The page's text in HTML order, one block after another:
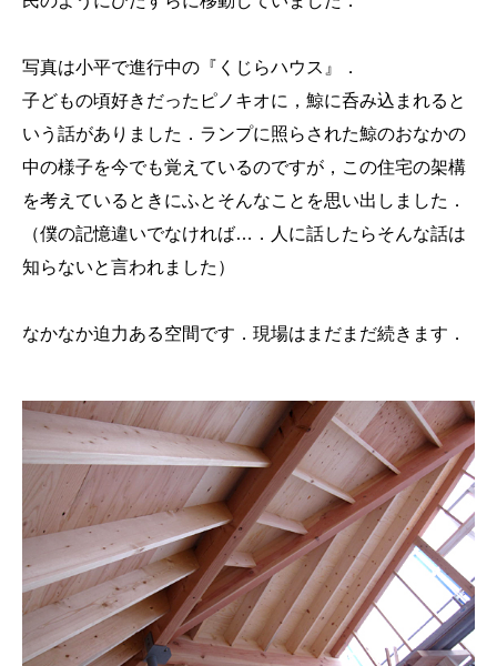
写真は小平で進行中の『くじらハウス』．
子どもの頃好きだったピノキオに，鯨に呑み込まれると
いう話がありました．ランプに照らされた鯨のおなかの
中の様子を今でも覚えているのですが，この住宅の架構
を考えているときにふとそんなことを思い出しました．
（僕の記憶違いでなければ…．人に話したらそんな話は
知らないと言われました）
なかなか迫力ある空間です．現場はまだまだ続きます．